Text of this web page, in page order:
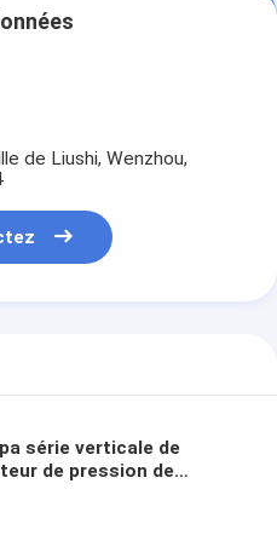
de Liushi, Wenzhou,
série verticale de
de pression de